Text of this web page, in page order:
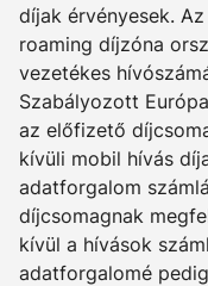
díjak érvényesek.
roaming díjzóna
vezetékes
Szabályozott
az előfizető
kívüli mobil hívás
adatforgalom
díjcsomagnak
kívül a hívások
adatforgalomé